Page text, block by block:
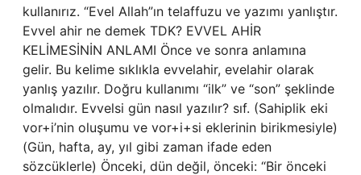
kullanırız. “Evel Allah”ın telaffuzu ve yazımı yanlıştır.
Evvel ahir ne demek TDK? EVVEL AHİR
KELİMESİNİN ANLAMI Önce ve sonra anlamına
gelir. Bu kelime sıklıkla evvelahir, evelahir olarak
yanlış yazılır. Doğru kullanımı “ilk” ve “son” şeklinde
olmalıdır. Evvelsi gün nasıl yazılır? sıf. (Sahiplik eki
vor+i’nin oluşumu ve vor+i+si eklerinin birikmesiyle)
(Gün, hafta, ay, yıl gibi zaman ifade eden
sözcüklerle) Önceki, dün değil, önceki: “Bir önceki